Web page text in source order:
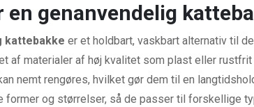
en genanvendelig
kattebakke er et holdbart, vaskbart alternativ til
af materialer af høj kvalitet som plast eller
nemt rengøres, hvilket gør dem til en
former og størrelser, så de passer til forskellige